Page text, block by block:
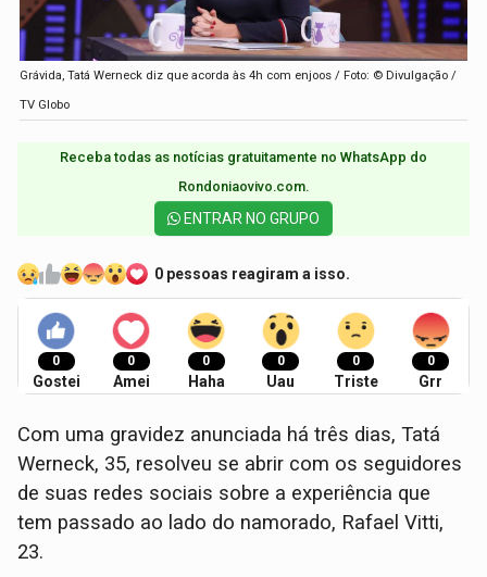
Grávida, Tatá Werneck diz que acorda às 4h com enjoos / Foto: © Divulgação /
TV Globo
Receba todas as notícias gratuitamente no WhatsApp do
Rondoniaovivo.com.​
ENTRAR NO GRUPO
0 pessoas reagiram a isso.
0
Gostei
0
Amei
0
Haha
0
Uau
0
Triste
0
Grr
Com uma gravidez anunciada há três dias, Tatá
Werneck, 35, resolveu se abrir com os seguidores
de suas redes sociais sobre a experiência que
tem passado ao lado do namorado, Rafael Vitti,
23.